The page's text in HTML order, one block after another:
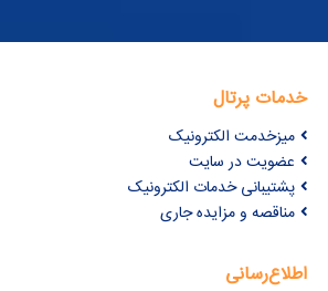
خدمات پرتال
میزخدمت الکترونیک
عضویت در سایت
پشتیبانی خدمات الکترونیک
مناقصه و مزایده جاری
اطلاع‌رسانی